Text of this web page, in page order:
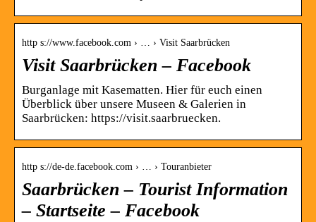
http s://www.facebook.com › … › Visit Saarbrücken
Visit Saarbrücken – Facebook
Burganlage mit Kasematten. Hier für euch einen
Überblick über unsere Museen & Galerien in
Saarbrücken: https://visit.saarbruecken.
http s://de-de.facebook.com › … › Touranbieter
Saarbrücken – Tourist Information
– Startseite – Facebook